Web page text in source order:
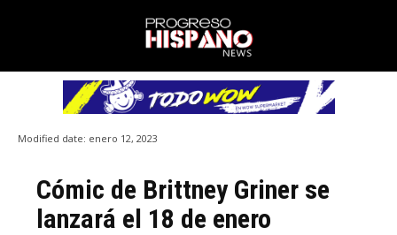
Modified date: enero 12, 2023
Cómic de Brittney Griner se
lanzará el 18 de enero